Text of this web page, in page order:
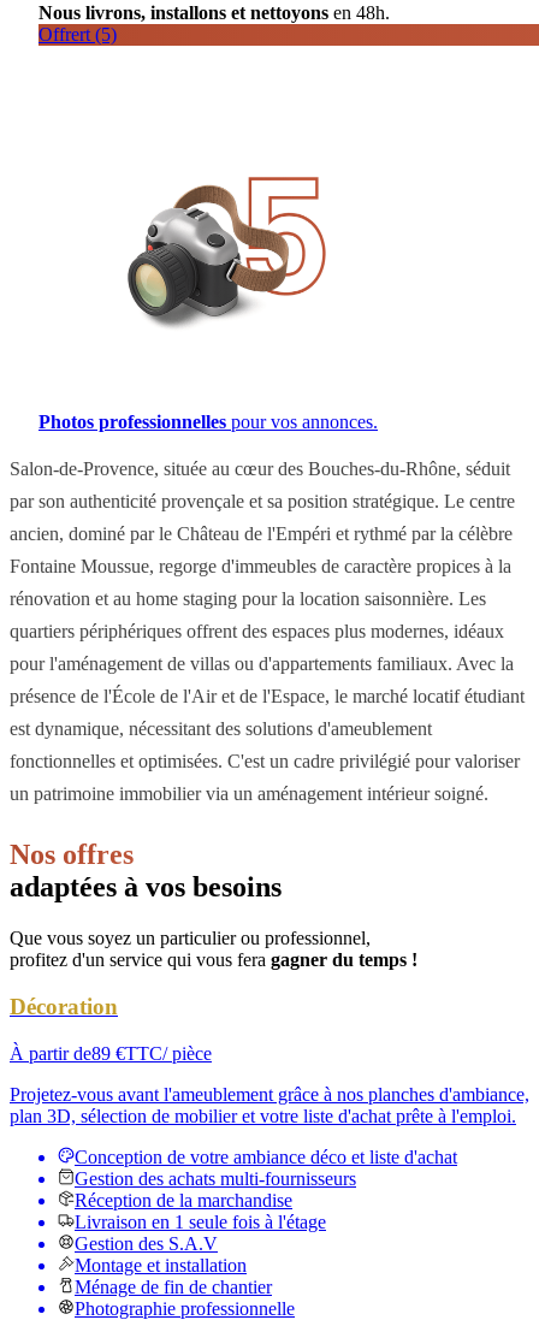
Nous livrons, installons et nettoyons en 48h.
Offrert (5)
Photos professionnelles pour vos annonces.
Salon-de-Provence, située au cœur des Bouches-du-Rhône, séduit
par son authenticité provençale et sa position stratégique. Le centre
ancien, dominé par le Château de l'Empéri et rythmé par la célèbre
Fontaine Moussue, regorge d'immeubles de caractère propices à la
rénovation et au home staging pour la location saisonnière. Les
quartiers périphériques offrent des espaces plus modernes, idéaux
pour l'aménagement de villas ou d'appartements familiaux. Avec la
présence de l'École de l'Air et de l'Espace, le marché locatif étudiant
est dynamique, nécessitant des solutions d'ameublement
fonctionnelles et optimisées. C'est un cadre privilégié pour valoriser
un patrimoine immobilier via un aménagement intérieur soigné.
Nos offres
adaptées à vos besoins
Que vous soyez un particulier ou professionnel,
profitez d'un service qui vous fera gagner du temps !
Décoration
À partir de89 €TTC/ pièce
Projetez-vous avant l'ameublement grâce à nos planches d'ambiance,
plan 3D, sélection de mobilier et votre liste d'achat prête à l'emploi.
Conception de votre ambiance déco et liste d'achat
Gestion des achats multi-fournisseurs
Réception de la marchandise
Livraison en 1 seule fois à l'étage
Gestion des S.A.V
Montage et installation
Ménage de fin de chantier
Photographie professionnelle